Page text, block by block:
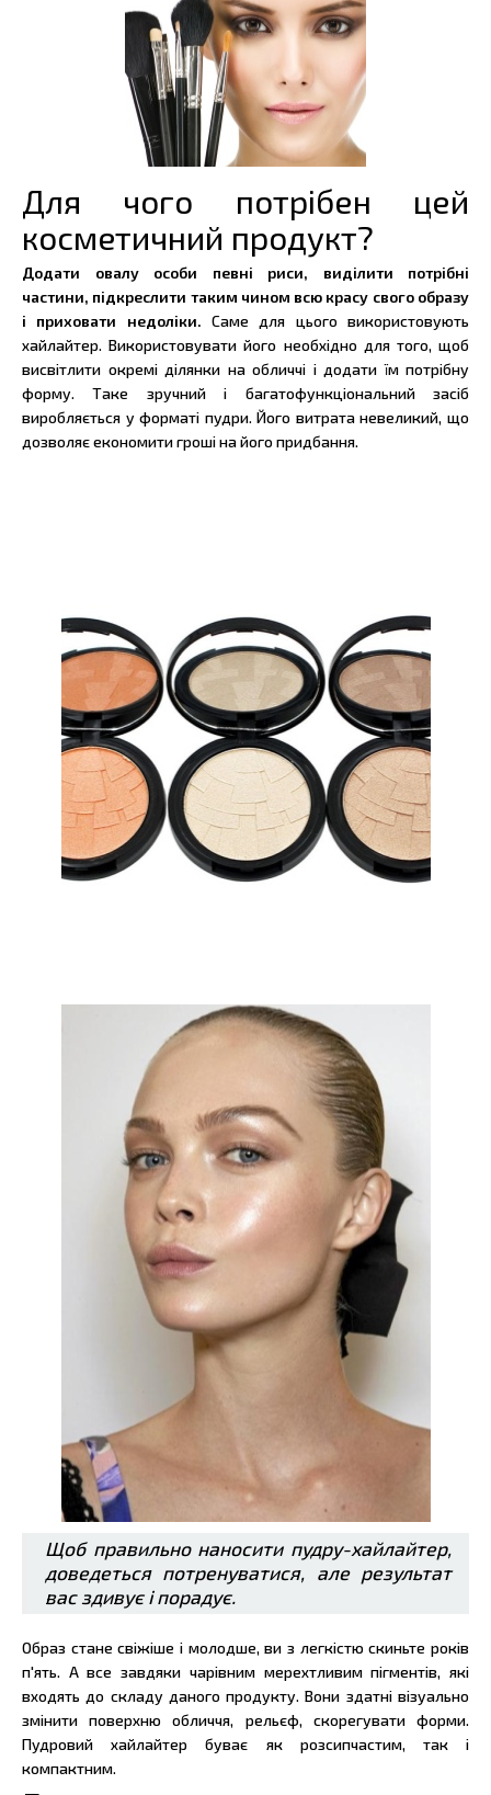
Для чого потрібен цей
косметичний продукт?
Додати овалу особи певні риси, виділити потрібні
частини, підкреслити таким чином всю красу свого образу
і приховати недоліки. Саме для цього використовують
хайлайтер. Використовувати його необхідно для того, щоб
висвітлити окремі ділянки на обличчі і додати їм потрібну
форму. Таке зручний і багатофункціональний засіб
виробляється у форматі пудри. Його витрата невеликий, що
дозволяє економити гроші на його придбання.
Щоб правильно наносити пудру-хайлайтер,
доведеться потренуватися, але результат
вас здивує і порадує.
Образ стане свіжіше і молодше, ви з легкістю скиньте років
п'ять. А все завдяки чарівним мерехтливим пігментів, які
входять до складу даного продукту. Вони здатні візуально
змінити поверхню обличчя, рельєф, скорегувати форми.
Пудровий хайлайтер буває як розсипчастим, так і
компактним.